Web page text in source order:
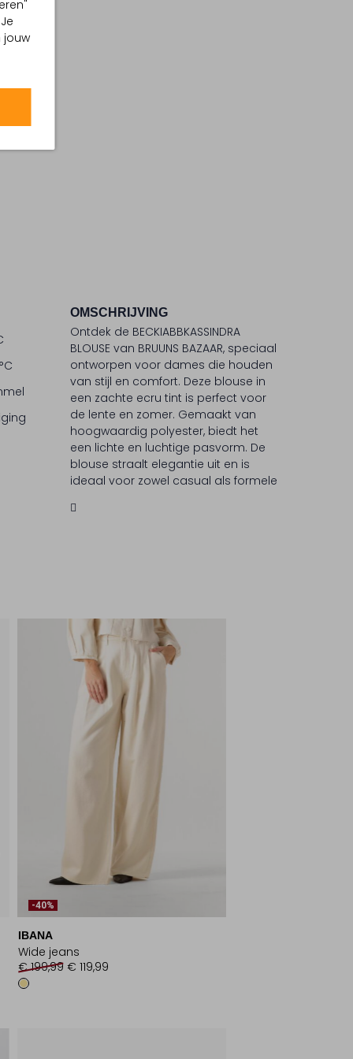
jouw
OMSCHRIJVING
Ontdek de BECKIABBKASSINDRA
BLOUSE van BRUUNS BAZAAR, speciaal
ontworpen voor dames die houden
van stijl en comfort. Deze blouse in
een zachte ecru tint is perfect voor
de lente en zomer. Gemaakt van
hoogwaardig polyester, biedt het
een lichte en luchtige pasvorm. De
blouse straalt elegantie uit en is
ideaal voor zowel casual als formele
bekend om zijn Scandinavische
-40%
IBANA
Wide jeans
€ 199,99 € 119,99